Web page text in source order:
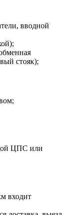
вводной
стояк);
ЦПС или
входит